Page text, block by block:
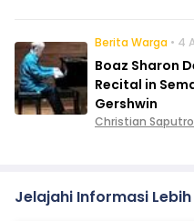
Berita Warga • 4
Boaz Sharon
Recital in
Gershwin
Christian Saputro
Jelajahi Informasi